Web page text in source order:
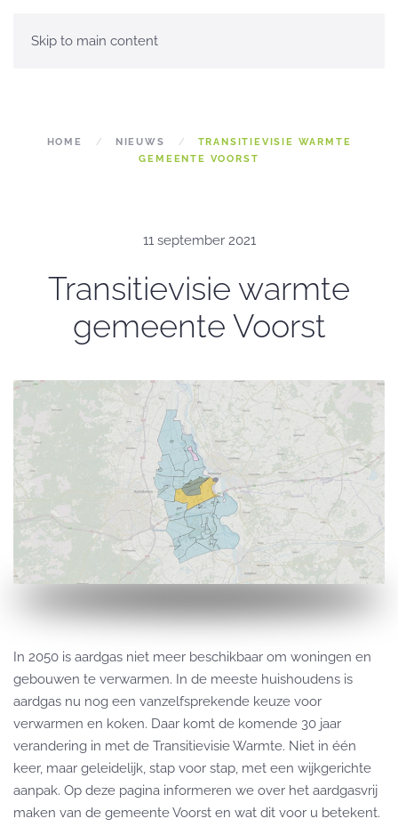
Skip to main content
HOME NIEUWS
TRANSITIEVISIE WARMTE
GEMEENTE VOORST
11 september 2021
Transitievisie warmte
gemeente Voorst
In 2050 is aardgas niet meer beschikbaar om woningen en
gebouwen te verwarmen. In de meeste huishoudens is
aardgas nu nog een vanzelfsprekende keuze voor
verwarmen en koken. Daar komt de komende 30 jaar
verandering in met de Transitievisie Warmte. Niet in één
keer, maar geleidelijk, stap voor stap, met een wijkgerichte
aanpak. Op deze pagina informeren we over het aardgasvrij
maken van de gemeente Voorst en wat dit voor u betekent.